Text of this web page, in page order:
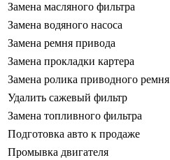
Замена масляного фильтра
Замена водяного насоса
Замена ремня привода
Замена прокладки картера
Замена ролика приводного ремня
Удалить сажевый фильтр
Замена топливного фильтра
Подготовка авто к продаже
Промывка двигателя